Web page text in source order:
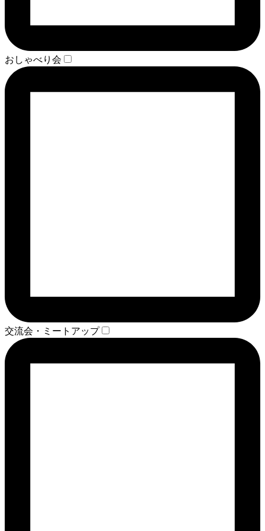
おしゃべり会
交流会・ミートアップ